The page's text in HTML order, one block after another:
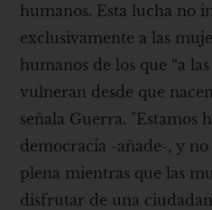
humanos. Esta lucha no
exclusivamente a las
humanos de los que “a
vulneran desde que
señala Guerra. "Estamos
democracia -añade-, y
plena mientras que las
disfrutar de una